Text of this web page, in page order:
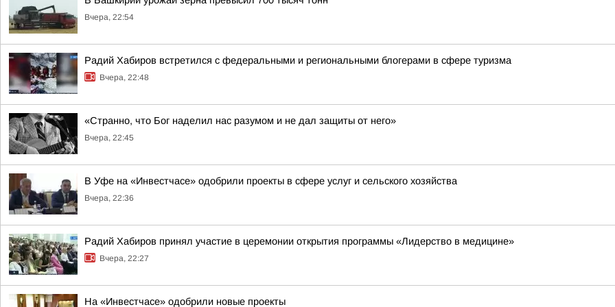
Вчера, 22:54
Радий Хабиров встретился с федеральными и региональными блогерами в сфере туризма
Вчера, 22:48
«Странно, что Бог наделил нас разумом и не дал защиты от него»
Вчера, 22:45
В Уфе на «Инвестчасе» одобрили проекты в сфере услуг и сельского хозяйства
Вчера, 22:36
Радий Хабиров принял участие в церемонии открытия программы «Лидерство в медицине»
Вчера, 22:27
На «Инвестчасе» одобрили новые проекты